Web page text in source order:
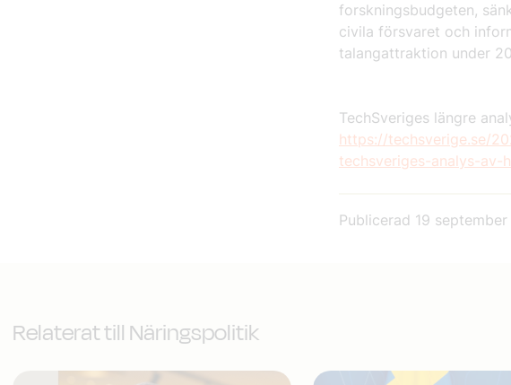
forskningsbudgeten,
civila försvaret och
talangattraktion under
TechSveriges längre
https://techsverige.se/
techsveriges-analys-av-
Publicerad 19
Relaterat till Näringspolitik